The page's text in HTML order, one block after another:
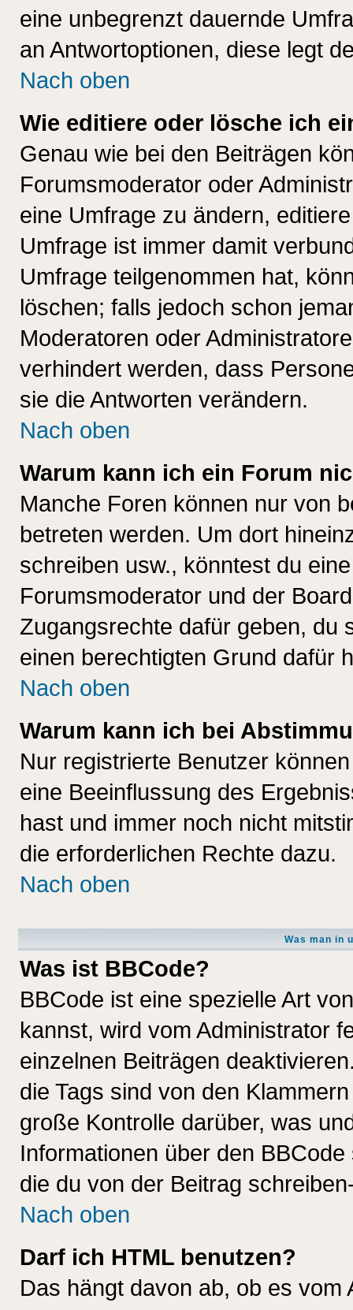
eine unbegrenzt dauernde
an Antwortoptionen, diese legt
Nach oben
Wie editiere oder lösche ich
Genau wie bei den Beiträgen
Forumsmoderator oder
eine Umfrage zu ändern,
Umfrage ist immer damit
Umfrage teilgenommen hat,
löschen; falls jedoch schon
Moderatoren oder
verhindert werden, dass
sie die Antworten verändern.
Nach oben
Warum kann ich ein Forum
Manche Foren können nur von
betreten werden. Um dort
schreiben usw., könntest du
Forumsmoderator und der
Zugangsrechte dafür geben, du
einen berechtigten Grund dafür
Nach oben
Warum kann ich bei
Nur registrierte Benutzer
eine Beeinflussung des
hast und immer noch nicht
die erforderlichen Rechte dazu.
Nach oben
Was man in
Was ist BBCode?
BBCode ist eine spezielle Art
kannst, wird vom Administrator
einzelnen Beiträgen
die Tags sind von den
große Kontrolle darüber, was
Informationen über den
die du von der Beitrag
Nach oben
Darf ich HTML benutzen?
Das hängt davon ab, ob es